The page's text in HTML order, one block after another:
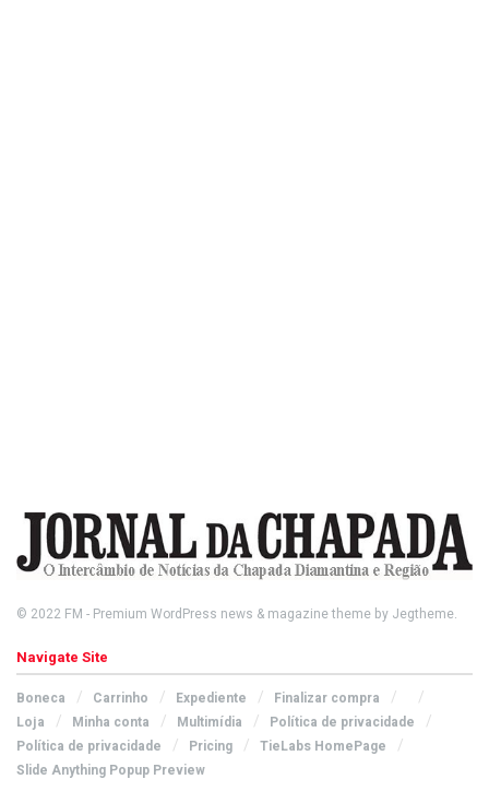
© 2022 FM - Premium WordPress news & magazine theme by Jegtheme.
Navigate Site
Boneca Carrinho Expediente
Finalizar compra
Loja
Minha conta Multimídia
Política de privacidade
Política de privacidade
Pricing
TieLabs HomePage
Slide Anything Popup Preview